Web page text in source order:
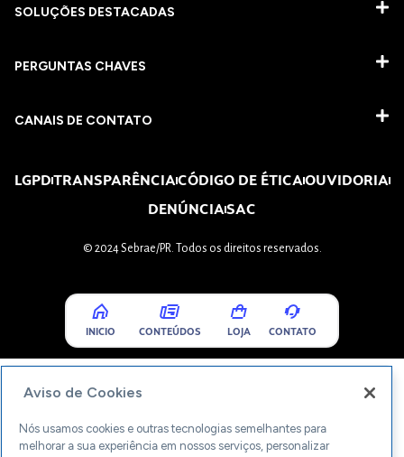
SOLUÇÕES DESTACADAS
PERGUNTAS CHAVES​
CANAIS DE CONTATO
LGPDTRANSPARÊNCIACÓDIGO DE ÉTICAOUVIDORIA
DENÚNCIASAC
© 2024 Sebrae/PR. Todos os direitos reservados.
INICIO CONTEÚDOS LOJA CONTATO
Aviso de Cookies
Nós usamos cookies e outras tecnologias semelhantes para
melhorar a sua experiência em nossos serviços, personalizar